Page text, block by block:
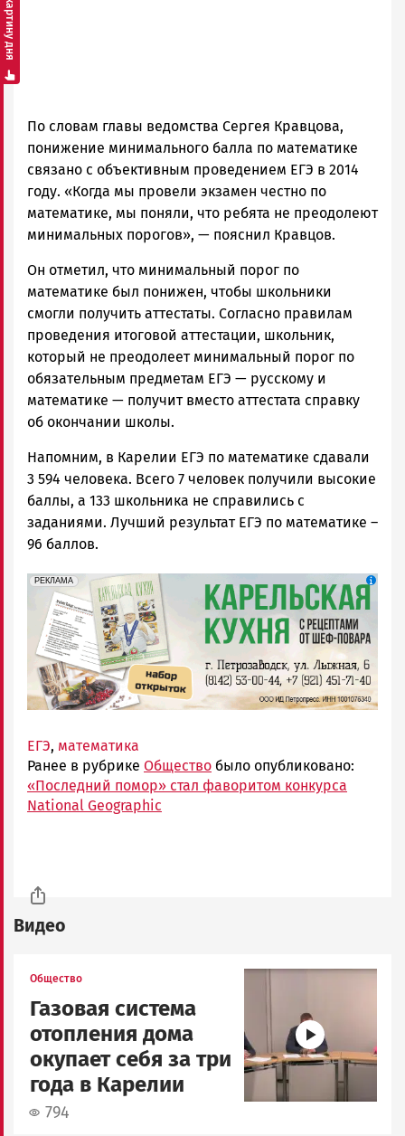
По словам главы ведомства Сергея Кравцова,
понижение минимального балла по математике
связано с объективным проведением ЕГЭ в 2014
году. «Когда мы провели экзамен честно по
математике, мы поняли, что ребята не преодолеют
минимальных порогов», — пояснил Кравцов.
Он отметил, что минимальный порог по
математике был понижен, чтобы школьники
смогли получить аттестаты. Согласно правилам
проведения итоговой аттестации, школьник,
который не преодолеет минимальный порог по
обязательным предметам ЕГЭ — русскому и
математике — получит вместо аттестата справку
об окончании школы.
Напомним, в Карелии ЕГЭ по математике сдавали
3 594 человека. Всего 7 человек получили высокие
баллы, а 133 школьника не справились с
заданиями. Лучший результат ЕГЭ по математике –
96 баллов.
erid: 2SDnjdZZiDC
РЕКЛАМА
Реклама
ЕГЭ, математика
Ранее в рубрике Общество было опубликовано:
«Последний помор» стал фаворитом конкурса
National Geographic
Видео
Общество
Газовая система
отопления дома
окупает себя за три
года в Карелии
794